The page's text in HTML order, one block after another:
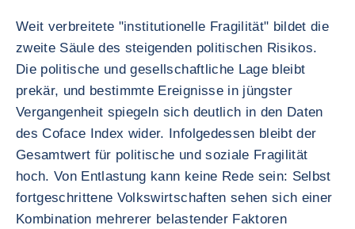
Weit verbreitete "institutionelle Fragilität" bildet die
zweite Säule des steigenden politischen Risikos.
Die politische und gesellschaftliche Lage bleibt
prekär, und bestimmte Ereignisse in jüngster
Vergangenheit spiegeln sich deutlich in den Daten
des Coface Index wider. Infolgedessen bleibt der
Gesamtwert für politische und soziale Fragilität
hoch. Von Entlastung kann keine Rede sein: Selbst
fortgeschrittene Volkswirtschaften sehen sich einer
Kombination mehrerer belastender Faktoren